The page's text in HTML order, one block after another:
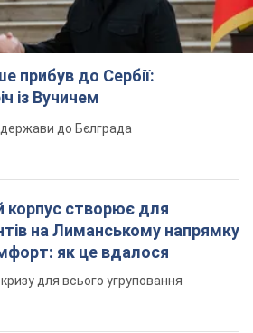
прибув до Сербії:
із Вучичем
до Бєлграда
корпус створює для
на Лиманському напрямку
як це вдалося
для всього угруповання